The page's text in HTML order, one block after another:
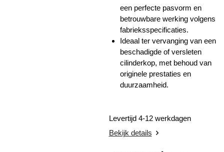
een perfecte pasvorm en
betrouwbare werking volgens
fabrieksspecificaties.
Ideaal ter vervanging van een
beschadigde of versleten
cilinderkop, met behoud van
originele prestaties en
duurzaamheid.
Levertijd 4-12 werkdagen
Bekijk details